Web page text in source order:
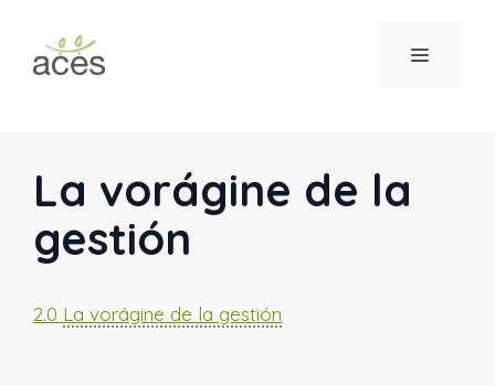
contenido
MENÚ
La vorágine de la
gestión
2.0 La vorágine de la gestión